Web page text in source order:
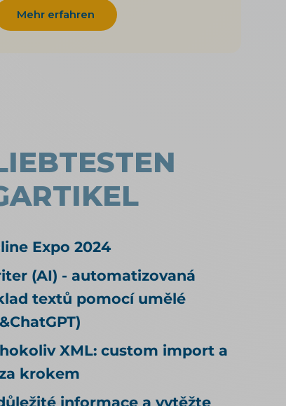
čím se liší od klasického
jaké klade nároky a kam
Mehr erfahren
Expo 2024
(AI) - automatizovaná
textů pomocí umělé
XML: custom import a
krokem
informace a vytěžte